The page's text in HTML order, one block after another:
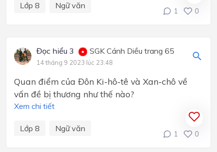
Lớp 8 Ngữ văn
1 0
Đọc hiểu 3 SGK Cánh Diều trang 65
14 tháng 9 2023 lúc 23:48
Quan điểm của Đôn Ki-hô-tê và Xan-chô về
vấn đề bị thương như thế nào?
Xem chi tiết
Lớp 8 Ngữ văn
1 0